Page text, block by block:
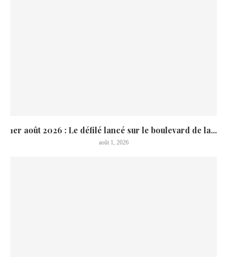
1er août 2026 : Le défilé lancé sur le boulevard de la...
août 1, 2026